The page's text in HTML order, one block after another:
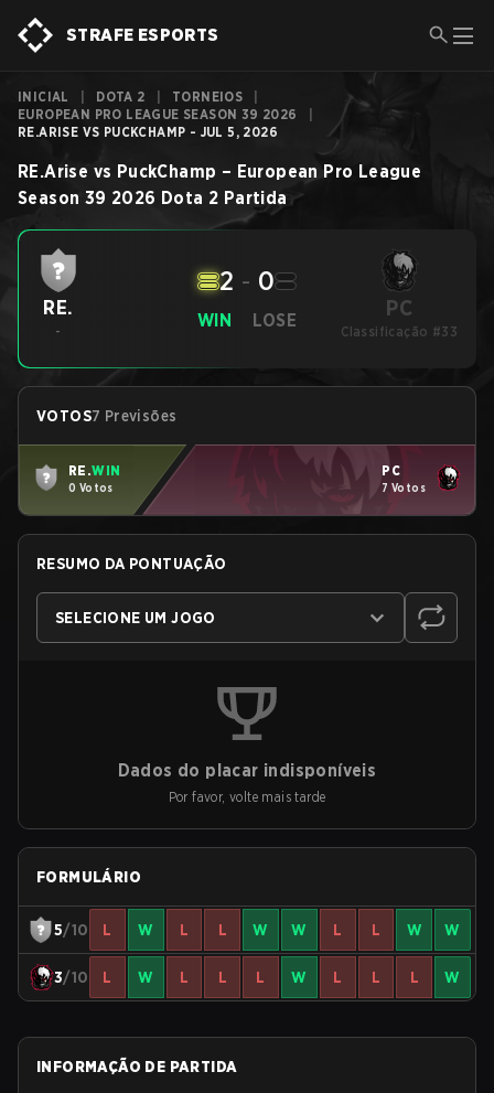
STRAFE ESPORTS
INICIAL DOTA 2 TORNEIOS
EUROPEAN PRO LEAGUE SEASON 39 2026
RE.ARISE VS PUCKCHAMP - JUL 5, 2026
RE.Arise vs PuckChamp – European Pro League
Season 39 2026 Dota 2 Partida
RE.
-
WIN
2 - 0
LOSE PC
Classificação #33
VOTOS7 Previsões
RE.WIN
0 Votos
PC
7 Votos
RESUMO DA PONTUAÇÃO
SELECIONE UM JOGO
Dados do placar indisponíveis
Por favor, volte mais tarde
FORMULÁRIO
5/10 L W L L W W L L W W
3/10 L W L L L W L L L W
INFORMAÇÃO DE PARTIDA